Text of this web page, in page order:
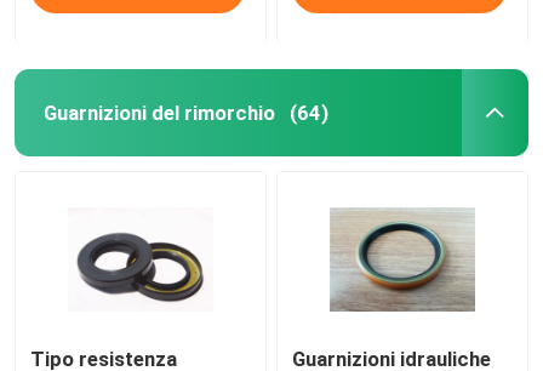
Guarnizioni del rimorchio (64)
Tipo resistenza
Guarnizioni idrauliche